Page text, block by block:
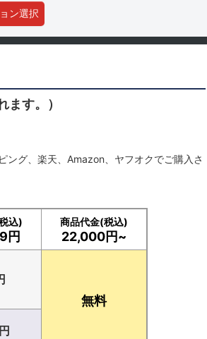
ン選択
す。）
ング、楽天、Amazon、ヤフオクでご購入さ
込)
円
商品代金(税込)
22,000円~
無料